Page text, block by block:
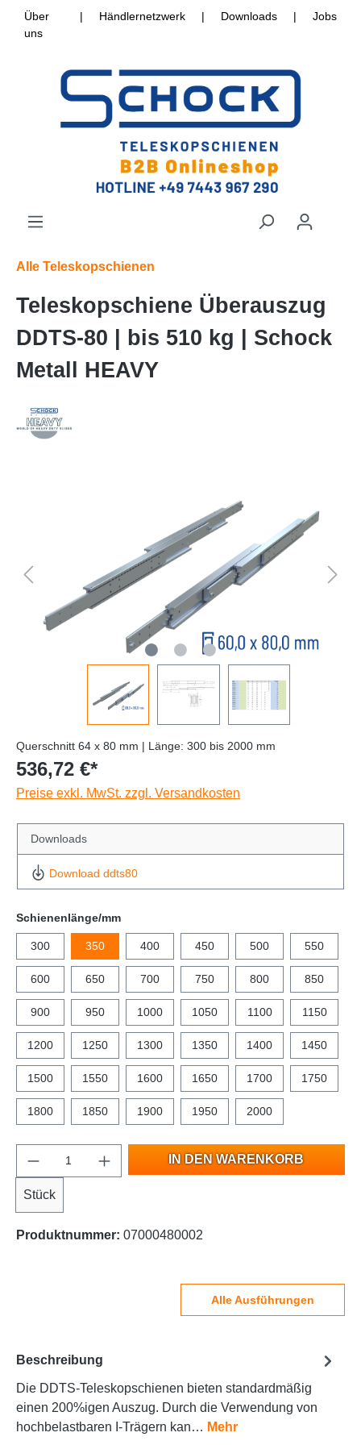
Über
uns
| Händlernetzwerk | Downloads | Jobs
Alle Teleskopschienen
Teleskopschiene Überauszug
DDTS-80 | bis 510 kg | Schock
Metall HEAVY
Querschnitt 64 x 80 mm | Länge: 300 bis 2000 mm
536,72 €*
Preise exkl. MwSt. zzgl. Versandkosten
Downloads
Download ddts80
Schienenlänge/mm
300 350 400 450 500 550
600 650 700 750 800 850
900 950 1000 1050 1100 1150
1200 1250 1300 1350 1400 1450
1500 1550 1600 1650 1700 1750
1800 1850 1900 1950 2000
Stück
IN DEN WARENKORB
Produktnummer: 07000480002
Alle Ausführungen
Beschreibung
Die DDTS-Teleskopschienen bieten standardmäßig
einen 200%igen Auszug. Durch die Verwendung von
hochbelastbaren I-Trägern kan… Mehr